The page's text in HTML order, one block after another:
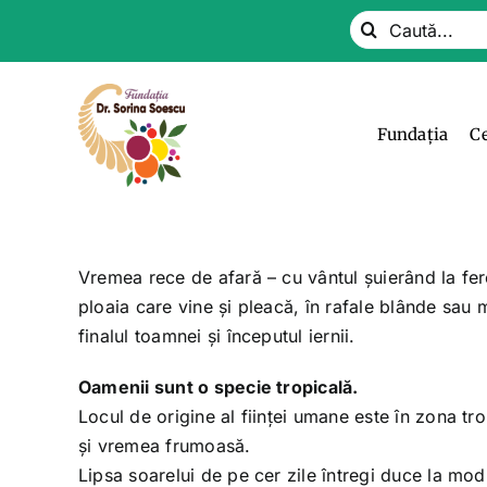
Search
for:
Fundația
Vremea rece de afară – cu vântul șuierând la
ploaia care vine și pleacă, în rafale blânde sau
finalul toamnei și începutul iernii.
Oamenii sunt o specie tropicală.
Locul de origine al ființei umane este în zona
și vremea frumoasă.
Lipsa soarelui de pe cer zile întregi duce la